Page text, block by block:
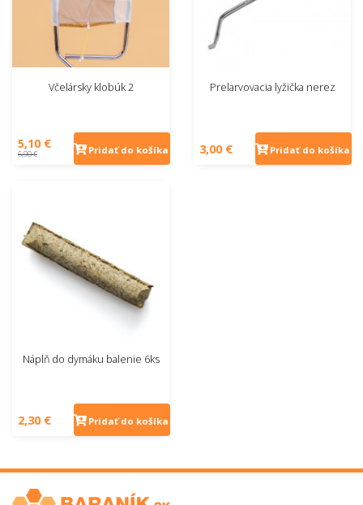
Včelársky klobúk 2
5,10 €
6,90 € Pridať do košíka
Prelarvovacia lyžička nerez
3,00 € Pridať do košíka
Náplň do dymáku balenie 6ks
2,30 € Pridať do košíka